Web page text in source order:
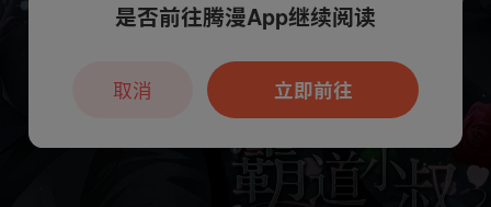
本章节仅支持App阅读，可打开App新用
户7天免费看
是否前往腾漫App继续阅读
立即前往
取消